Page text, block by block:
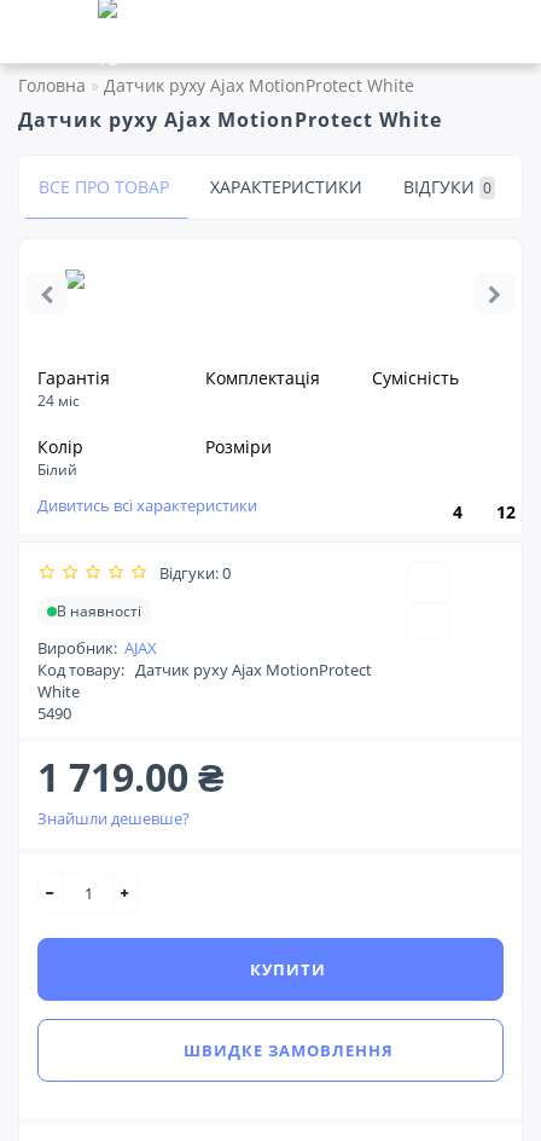
Головна Датчик руху Ajax MotionProtect White
Датчик руху Ajax MotionProtect White
ВСЕ ПРО ТОВАР ХАРАКТЕРИСТИКИ ВІДГУКИ 0
4 12
Гарантія
24 міс
Комплектація Сумісність
Колір
Білий
Розміри
Дивитись всі характеристики
Відгуки: 0
В наявності
Виробник: AJAX
Код товару: Датчик руху Ajax MotionProtect
White
5490
1 719.00 ₴
Знайшли дешевше?
КУПИТИ
ШВИДКЕ ЗАМОВЛЕННЯ